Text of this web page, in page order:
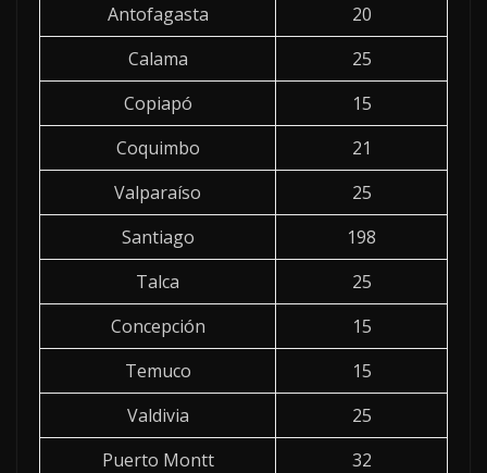
Antofagasta
20
Calama
25
Copiapó
15
Coquimbo
21
Valparaíso
25
Santiago
198
Talca
25
Concepción
15
Temuco
15
Valdivia
25
Puerto Montt
32